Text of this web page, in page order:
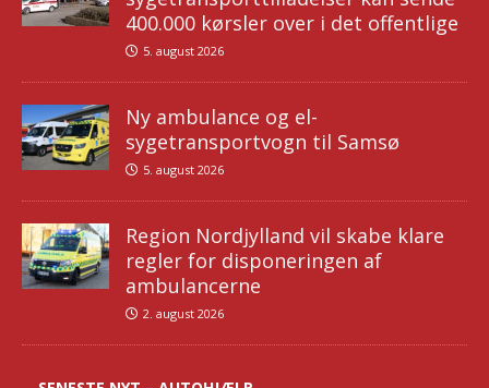
400.000 kørsler over i det offentlige
5. august 2026
Ny ambulance og el-
sygetransportvogn til Samsø
5. august 2026
Region Nordjylland vil skabe klare
regler for disponeringen af
ambulancerne
2. august 2026